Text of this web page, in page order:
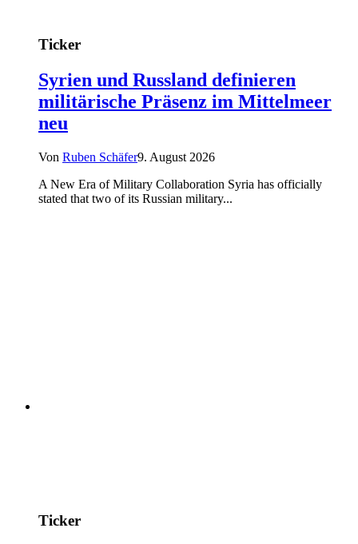
Ticker
Syrien und Russland definieren
militärische Präsenz im Mittelmeer
neu
Von Ruben Schäfer9. August 2026
A New Era of Military Collaboration Syria has officially
stated that two of its Russian military...
Ticker